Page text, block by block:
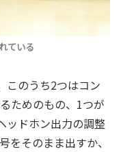
ている
このうち2つはコン
ためのもの、1つが
ッドホン出力の調整
をそのまま出すか、